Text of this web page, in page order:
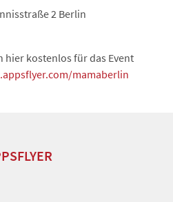
2 Berlin
hier kostenlos für das Event
mamaberlin